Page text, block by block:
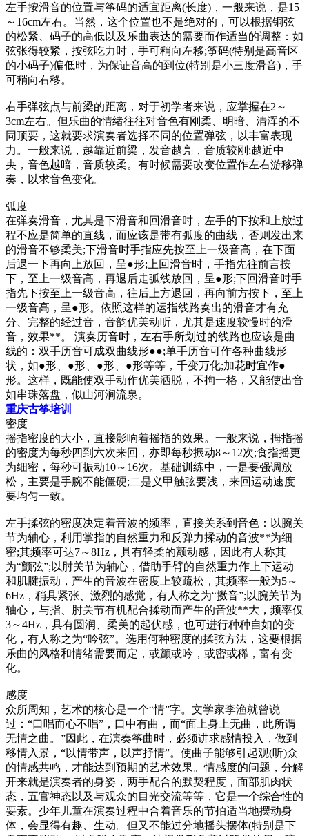
左手按滑音的位置与筝码的适宜距离(长度)，一般来说，是15
～16cm左右。当然，这个位置也不是绝对的，可以根据铜弦
的松紧、码子的高低以及乐曲表达的需要而作适当的调整：如
弦张得较紧，按弦吃力时，手可稍向左移;筝码(特别是高音区
的小码子)偏低时，为保证音高的到位(特别是小三度滑音)，手
可稍向右移。
右手弹弦点与前梁的距离，对于初学者来说，应掌握在2～
3cm左右。但乐曲的情绪往往对音色有刚柔、明暗、清浑的不
同顶要，这就要求演奏者选择不同的位置弹弦，以丰富表现
力。一般来说，越靠近前梁，发音越亮，音质较刚;越近中
央，音色越暗，音质较柔。有时候需要改变位置作左右游移弹
奏，以求音色变化。
弧度
在弹奏滑音，尤其是下滑音和回滑音时，左手的下按和上放过
程不应是简单的直线，而应该是带有弧度的曲线，否则发出来
的滑音不够柔美;下滑音时手指应先按至上一级音高，在下面
后退一下再向上放回，呈●形;上回滑音时，手指先往前言按
下，至上一级音高，再退后走弧线放回，呈●形;下回滑音时手
指先下按至上一级音高，往后上方退回，再向前方按下，至上
一级音高，呈●形。依照这样的运指线路奏出的滑音才有充
分、完整的经过音，音韵优美动听，尤其是速度较慢时的滑
音，效果**。 演奏历音时，左右手所划过的线路也应该是曲
线的：双手历音可成双曲线形●●;单手历音可作各种曲线形
状，如●形、●形、●形、●形等等，千变万化;加花时宜作●
形。这样，既能使双手动作优美洒脱，不拘一格，又能使出音
如串珠落盘，似山河涧流泉。
重庆古筝培训
密度
摇指密度的大小，直接影响着摇指的效果。一般来说，拇指摇
的密度为每秒四到六次来回，亦即每秒振动8～12次;食指摇更
为细密，每秒可振动10～16次。基础训练中，一是要强调放
松，主要是手腕不能僵硬;二是义甲触弦要浅，来回运动速度
要均匀一致。
左手揉弦的密度决定着音波的频率，直接关系到音色：以腕关
节为轴心，利用掌指的自然重力和反弹力揉动的音波**为细
密;其频率可达7～8Hz，具有轻柔的颤动感，因此有人称其
为“颤弦”;以肘关节为轴心，借助手臂的自然重力作上下运动
和肌腱振动，产生的音波在密度上较疏松，其频率一般为5～
6Hz，稍具紧张、激烈的感觉，有人称之为“擞音”;以腕关节为
轴心，与指、肘关节有机配合揉动而产生的音波**大，频率仅
3～4Hz，具有圆润、柔美的起伏感，也可进行种种自如的变
化，有人称之为“吟弦”。选用何种密度的揉弦方法，这要根据
乐曲的风格和情绪需要而定，或颤或吟，或密或稀，富有变
化。
感度
众所周知，艺术的核心是一个“情”字。文学家李渔就曾说
过：“口唱而心不唱”，口中有曲，而“面上身上无曲，此所谓
无情之曲。”因此，在演奏筝曲时，必须讲求感情投入，做到
移情入景，“以情带声，以声抒情”。使曲子能够引起观(听)众
的情感共鸣，才能达到预期的艺术效果。情感度的问题，分解
开来就是演奏者的身姿，两手配合的默契程度，面部肌肉状
态，五官神态以及与观众的目光交流等等，它是一个综合性的
要素。少年儿童在演奏过程中合着音乐的节拍适当地摆动身
体，会显得有趣、生动。但又不能过分地摇头摆体(特别是下